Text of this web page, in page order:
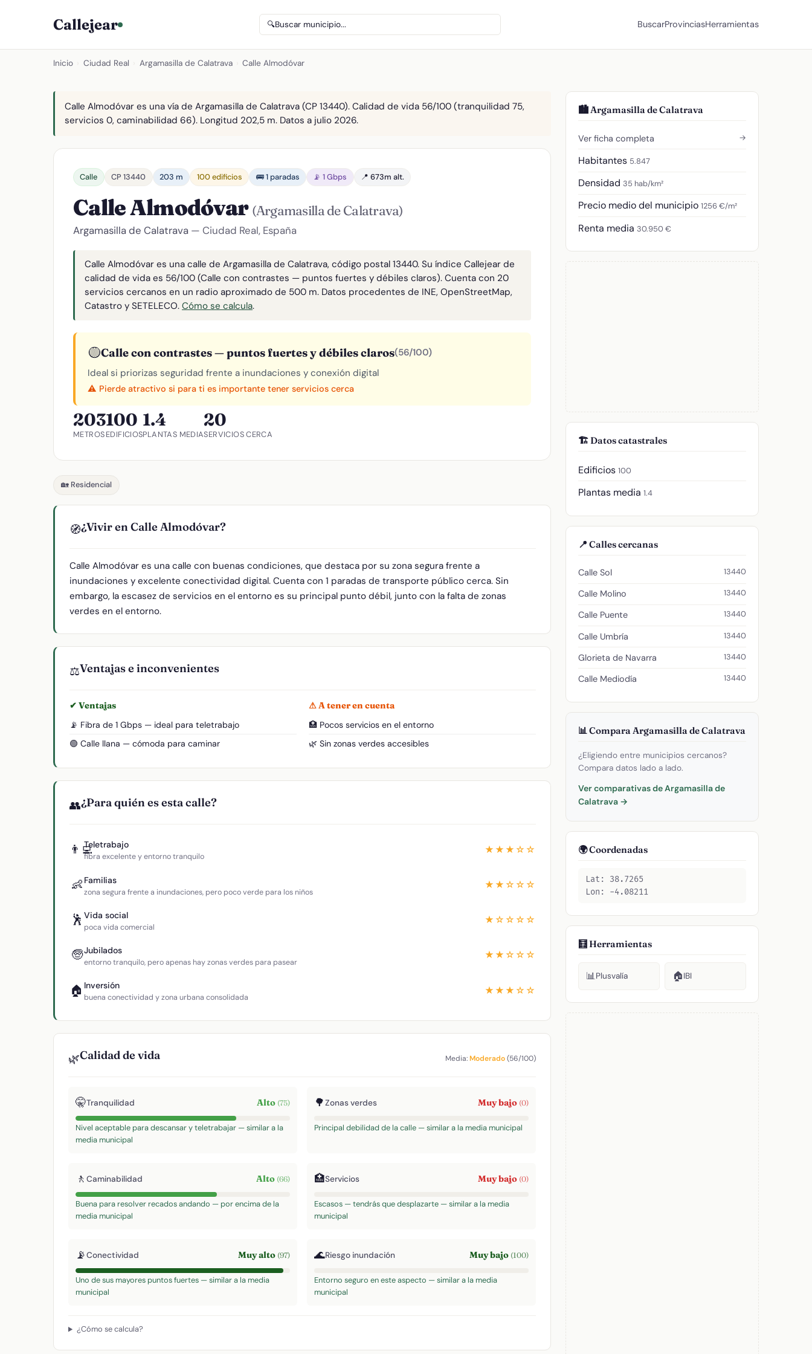
Callejear 🔍Buscar municipio... BuscarProvinciasHerramientas
Inicio Ciudad Real Argamasilla de Calatrava Calle Almodóvar
Calle Almodóvar es una vía de Argamasilla de Calatrava (CP 13440). Calidad de vida 56/100 (tranquilidad 75,
servicios 0, caminabilidad 66). Longitud 202,5 m. Datos a julio 2026.
Calle CP 13440 203 m 100 edificios 🚌 1 paradas 📡 1 Gbps 📍 673m alt.
Calle Almodóvar (Argamasilla de Calatrava)
Argamasilla de Calatrava — Ciudad Real, España
Calle Almodóvar es una calle de Argamasilla de Calatrava, código postal 13440. Su índice Callejear de
calidad de vida es 56/100 (Calle con contrastes — puntos fuertes y débiles claros). Cuenta con 20
servicios cercanos en un radio aproximado de 500 m. Datos procedentes de INE, OpenStreetMap,
Catastro y SETELECO. Cómo se calcula.
🟡Calle con contrastes — puntos fuertes y débiles claros(56/100)
Ideal si priorizas seguridad frente a inundaciones y conexión digital
⚠️ Pierde atractivo si para ti es importante tener servicios cerca
203
METROS
100
EDIFICIOS
1.4
PLANTAS MEDIA
20
SERVICIOS CERCA
🏡 Residencial
🧭¿Vivir en Calle Almodóvar?
Calle Almodóvar es una calle con buenas condiciones, que destaca por su zona segura frente a
inundaciones y excelente conectividad digital. Cuenta con 1 paradas de transporte público cerca. Sin
embargo, la escasez de servicios en el entorno es su principal punto débil, junto con la falta de zonas
verdes en el entorno.
⚖️Ventajas e inconvenientes
✔ Ventajas
📡 Fibra de 1 Gbps — ideal para teletrabajo
🟢 Calle llana — cómoda para caminar
⚠ A tener en cuenta
🏥 Pocos servicios en el entorno
🌿 Sin zonas verdes accesibles
👥¿Para quién es esta calle?
👨‍💻Teletrabajo
fibra excelente y entorno tranquilo
★★★☆☆
👶 Familias
zona segura frente a inundaciones, pero poco verde para los niños
★★☆☆☆
🕺 Vida social
poca vida comercial
★☆☆☆☆
🧓Jubilados
entorno tranquilo, pero apenas hay zonas verdes para pasear
★★☆☆☆
🏠 Inversión
buena conectividad y zona urbana consolidada
★★★☆☆
🌿Calidad de vida Media:Moderado(56/100)
🤫Tranquilidad Alto (75)
Nivel aceptable para descansar y teletrabajar — similar a la
media municipal
🌳Zonas verdes Muy bajo (0)
Principal debilidad de la calle — similar a la media municipal
🚶 Caminabilidad Alto (66)
Buena para resolver recados andando — por encima de la
media municipal
🏥Servicios Muy bajo (0)
Escasos — tendrás que desplazarte — similar a la media
municipal
📡Conectividad Muy alto (97)
Uno de sus mayores puntos fuertes — similar a la media
municipal
🌊Riesgo inundación Muy bajo (100)
Entorno seguro en este aspecto — similar a la media
municipal
¿Cómo se calcula?
🏙️ Argamasilla de Calatrava
Ver ficha completa →
Habitantes 5.847
Densidad 35 hab/km²
Precio medio del municipio 1256 €/m²
Renta media 30.950 €
🏗️ Datos catastrales
Edificios 100
Plantas media 1.4
📍 Calles cercanas
Calle Sol 13440
Calle Molino 13440
Calle Puente 13440
Calle Umbría 13440
Glorieta de Navarra 13440
Calle Mediodía 13440
📊 Compara Argamasilla de Calatrava
¿Eligiendo entre municipios cercanos?
Compara datos lado a lado.
Ver comparativas de Argamasilla de
Calatrava →
🌍 Coordenadas
Lat: 38.7265
Lon: -4.08211
🧮 Herramientas
📊Plusvalía 🏠IBI